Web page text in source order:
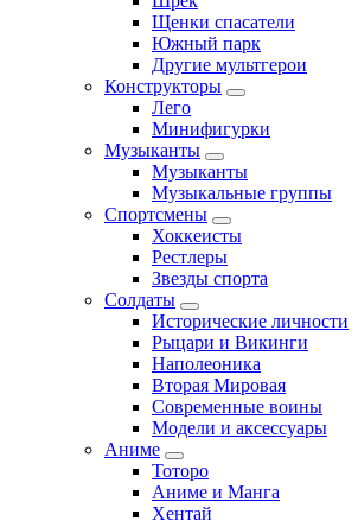
Щенки спасатели
Южный парк
Другие мультгерои
Конструкторы
Лего
Минифигурки
Музыканты
Музыканты
Музыкальные группы
Спортсмены
Хоккеисты
Рестлеры
Звезды спорта
Солдаты
Исторические личности
Рыцари и Викинги
Наполеоника
Вторая Мировая
Современные воины
Модели и аксессуары
Аниме
Тоторо
Аниме и Манга
Хентай